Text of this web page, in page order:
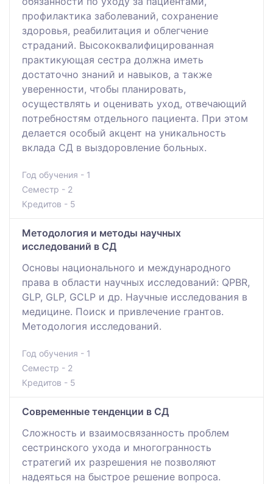
профилактика заболеваний, сохранение
здоровья, реабилитация и облегчение
страданий. Высококвалифицированная
практикующая сестра должна иметь
достаточно знаний и навыков, а также
уверенности, чтобы планировать,
осуществлять и оценивать уход, отвечающий
потребностям отдельного пациента. При этом
делается особый акцент на уникальность
вклада СД в выздоровление больных.
Год обучения - 1
Семестр - 2
Кредитов - 5
Методология и методы научных
исследований в СД
Основы национального и международного
права в области научных исследований: QPBR,
GLP, GLP, GCLP и др. Научные исследования в
медицине. Поиск и привлечение грантов.
Методология исследований.
Год обучения - 1
Семестр - 2
Кредитов - 5
Современные тенденции в СД
Сложность и взаимосвязанность проблем
сестринского ухода и многогранность
стратегий их разрешения не позволяют
надеяться на быстрое решение вопроса.